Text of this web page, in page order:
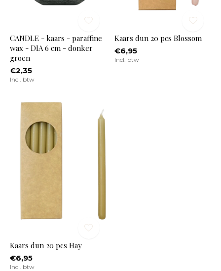
CANDLE - kaars - paraffine
wax - DIA 6 cm - donker
groen
€2,35
Incl. btw
Kaars dun 20 pcs Blossom
€6,95
Incl. btw
Kaars dun 20 pcs Hay
€6,95
Incl. btw